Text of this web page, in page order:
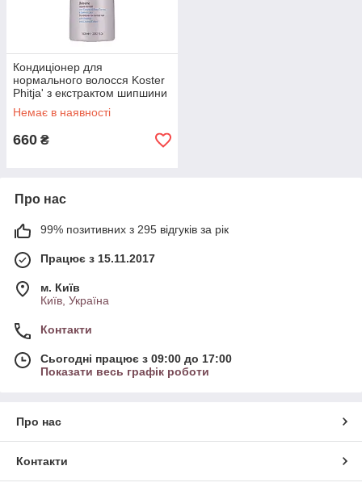
Кондиціонер для
нормального волосся Koster
Phitja' з екстрактом шипшини
та насіння льону, 1000мл
(KOST20514)
Немає в наявності
660 ₴
Про нас
99% позитивних з 295 відгуків за рік
Працює з 15.11.2017
м. Київ
Київ, Україна
Контакти
Сьогодні працює з 09:00 до 17:00
Показати весь графік роботи
Про нас
Контакти